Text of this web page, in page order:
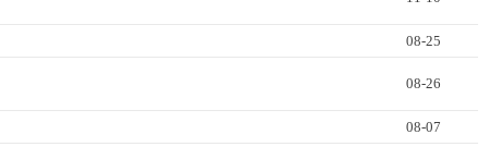
08-25
08-26
08-07